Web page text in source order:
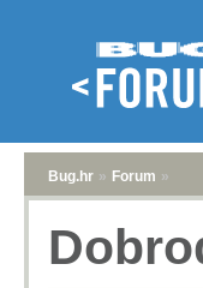
Bug.hr » Forum »